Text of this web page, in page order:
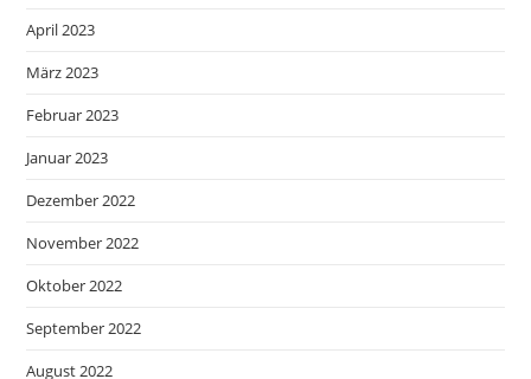
April 2023
März 2023
Februar 2023
Januar 2023
Dezember 2022
November 2022
Oktober 2022
September 2022
August 2022